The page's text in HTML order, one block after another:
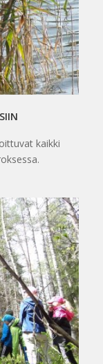
kaikki